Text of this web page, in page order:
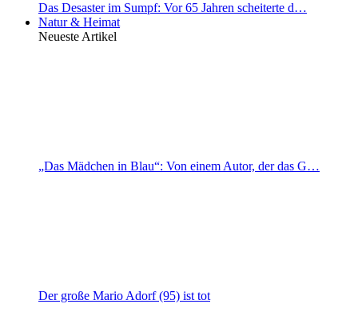
Das Desaster im Sumpf: Vor 65 Jahren scheiterte d…
Natur & Heimat
Neueste Artikel
„Das Mädchen in Blau“: Von einem Autor, der das G…
Der große Mario Adorf (95) ist tot